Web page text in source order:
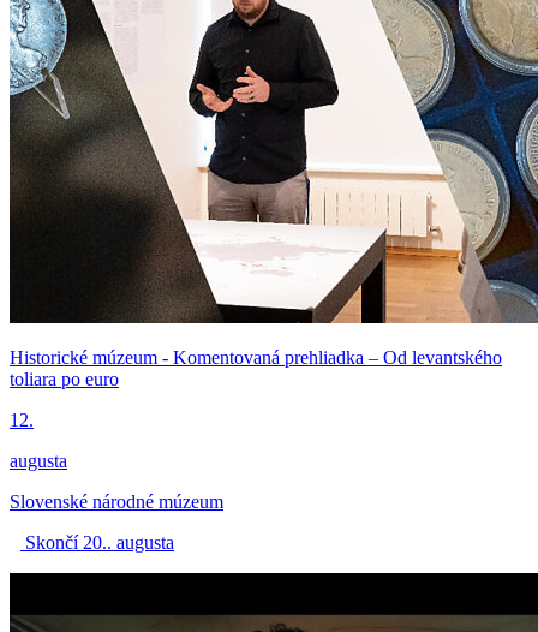
Historické múzeum - Komentovaná prehliadka – Od levantského
toliara po euro
12.
augusta
Slovenské národné múzeum
Skončí 20.. augusta